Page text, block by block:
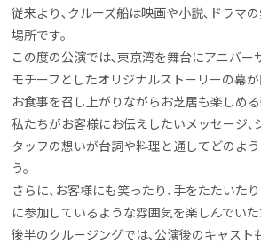
従来より､クルーズ船は映画や小説､ドラマ
場所です。
この度の公演では､東京湾を舞台にアニバー
モチーフとしたオリジナルストーリーの幕が
お食事を召し上がりながらお芝居も楽しめ
私たちがお客様にお伝えしたいメッセージ､
タッフの想いが台詞や料理と通してどのよ
う。
さらに､お客様にも笑ったり､手をたたいた
に参加しているような雰囲気を楽しんでいた
後半のクルージングでは､公演後のキャスト